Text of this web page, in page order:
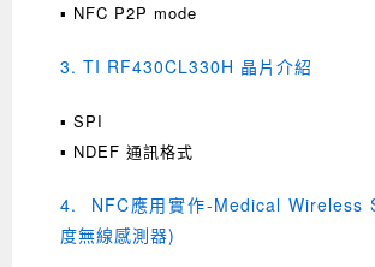
▪ NFC P2P mode
3. TI RF430CL330H 晶片介紹
▪ SPI
▪ NDEF 通訊格式
4. NFC應用實作-Medical Wireless
度無線感測器)